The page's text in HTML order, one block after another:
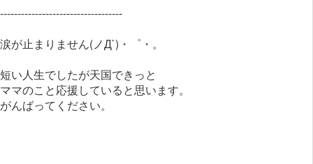
-----------------------------------
涙が止まりません(ノД`)・゜・。
短い人生でしたが天国できっと
ママのこと応援していると思います。
がんばってください。